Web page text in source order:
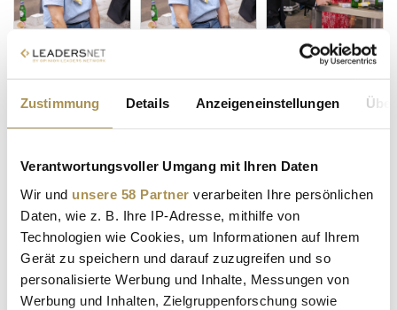
Zustimmung Details Anzeigeneinstellungen
Verantwortungsvoller Umgang mit Ihren Daten
Wir und unsere 58 Partner verarbeiten Ihre persönlichen
Daten, wie z. B. Ihre IP-Adresse, mithilfe von
Technologien wie Cookies, um Informationen auf Ihrem
Gerät zu speichern und darauf zuzugreifen und so
personalisierte Werbung und Inhalte, Messungen von
Werbung und Inhalten, Zielgruppenforschung sowie